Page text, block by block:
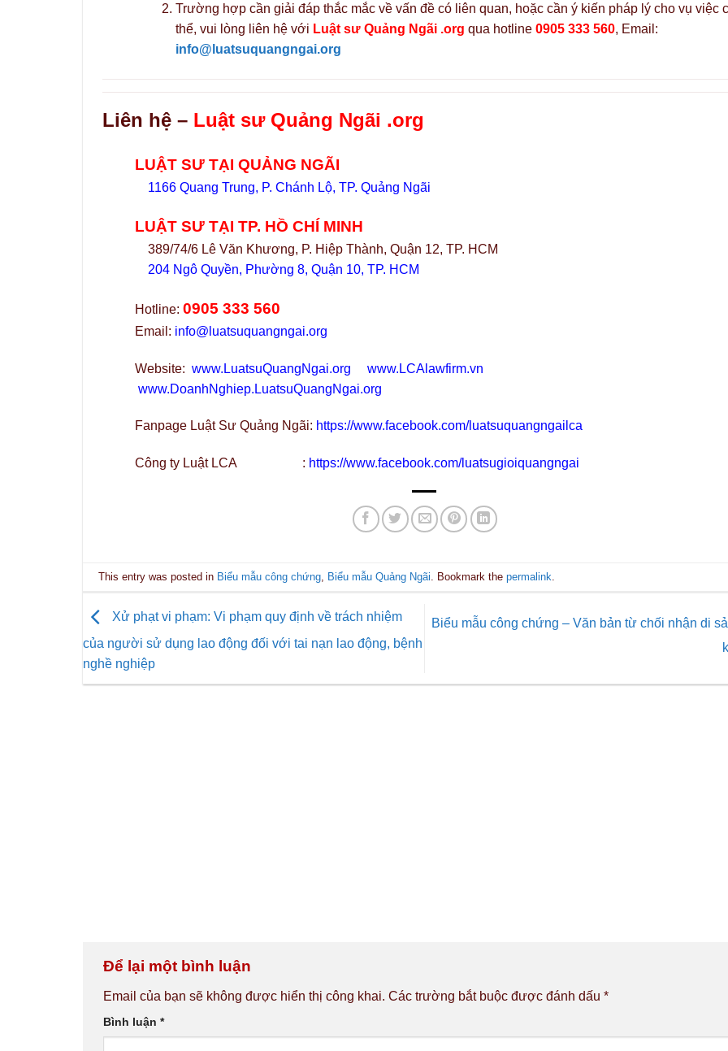
Trường hợp cần giải đáp thắc mắc về vấn đề có liên quan, hoặc cần ý kiến pháp lý cho vụ việc
thể, vui lòng liên hệ với Luật sư Quảng Ngãi .org qua hotline 0905 333 560, Email:
info@luatsuquangngai.org
Liên hệ – Luật sư Quảng Ngãi .org
LUẬT SƯ TẠI QUẢNG NGÃI
1166 Quang Trung, P. Chánh Lộ, TP. Quảng Ngãi
LUẬT SƯ TẠI TP. HỒ CHÍ MINH
389/74/6 Lê Văn Khương, P. Hiệp Thành, Quận 12, TP. HCM
204 Ngô Quyền, Phường 8, Quận 10, TP. HCM
Hotline: 0905 333 560
Email: info@luatsuquangngai.org
Website: www.LuatsuQuangNgai.org
www.LCAlawfirm.vn
www.DoanhNghiep.LuatsuQuangNgai.org
Fanpage Luật Sư Quảng Ngãi: https://www.facebook.com/luatsuquangngailca
Công ty Luật LCA : https://www.facebook.com/luatsugioiquangngai
This entry was posted in Biểu mẫu công chứng Biểu mẫu Quảng Ngãi . Bookmark thepermalink
Xử phạt vi phạm: Vi phạm quy định về trách nhiệm
của người sử dụng lao động đối với tai nạn lao động, bệnh
nghề nghiệp
Biểu mẫu công chứng – Văn bản từ chối nhận di
Để lại một bình luận
Email của bạn sẽ không được hiển thị công khai. Các trường bắt buộc được đánh dấu *
Bình luận *